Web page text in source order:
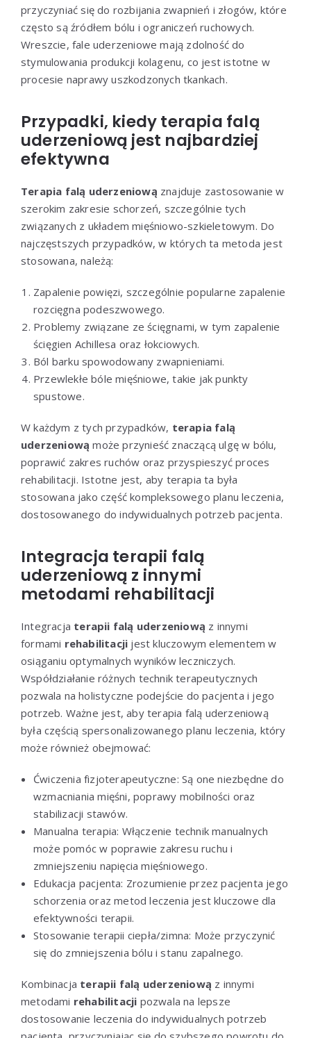
przyczyniać się do rozbijania zwapnień i złogów, które
często są źródłem bólu i ograniczeń ruchowych.
Wreszcie, fale uderzeniowe mają zdolność do
stymulowania produkcji kolagenu, co jest istotne w
procesie naprawy uszkodzonych tkankach.
Przypadki, kiedy terapia falą
uderzeniową jest najbardziej
efektywna
Terapia falą uderzeniową znajduje zastosowanie w
szerokim zakresie schorzeń, szczególnie tych
związanych z układem mięśniowo-szkieletowym. Do
najczęstszych przypadków, w których ta metoda jest
stosowana, należą:
Zapalenie powięzi, szczególnie popularne zapalenie
rozcięgna podeszwowego.
Problemy związane ze ścięgnami, w tym zapalenie
ścięgien Achillesa oraz łokciowych.
Ból barku spowodowany zwapnieniami.
Przewlekłe bóle mięśniowe, takie jak punkty
spustowe.
W każdym z tych przypadków, terapia falą
uderzeniową może przynieść znaczącą ulgę w bólu,
poprawić zakres ruchów oraz przyspieszyć proces
rehabilitacji. Istotne jest, aby terapia ta była
stosowana jako część kompleksowego planu leczenia,
dostosowanego do indywidualnych potrzeb pacjenta.
Integracja terapii falą
uderzeniową z innymi
metodami rehabilitacji
Integracja terapii falą uderzeniową z innymi
formami rehabilitacji jest kluczowym elementem w
osiąganiu optymalnych wyników leczniczych.
Współdziałanie różnych technik terapeutycznych
pozwala na holistyczne podejście do pacjenta i jego
potrzeb. Ważne jest, aby terapia falą uderzeniową
była częścią spersonalizowanego planu leczenia, który
może również obejmować:
Ćwiczenia fizjoterapeutyczne: Są one niezbędne do
wzmacniania mięśni, poprawy mobilności oraz
stabilizacji stawów.
Manualna terapia: Włączenie technik manualnych
może pomóc w poprawie zakresu ruchu i
zmniejszeniu napięcia mięśniowego.
Edukacja pacjenta: Zrozumienie przez pacjenta jego
schorzenia oraz metod leczenia jest kluczowe dla
efektywności terapii.
Stosowanie terapii ciepła/zimna: Może przyczynić
się do zmniejszenia bólu i stanu zapalnego.
Kombinacja terapii falą uderzeniową z innymi
metodami rehabilitacji pozwala na lepsze
dostosowanie leczenia do indywidualnych potrzeb